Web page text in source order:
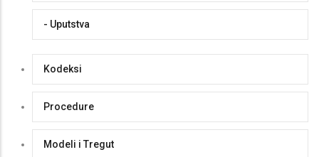
- Uputstva
Kodeksi
Procedure
Modeli i Tregut